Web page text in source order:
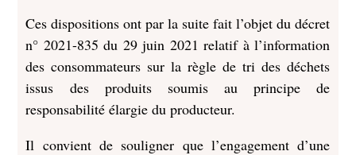
Ces dispositions ont par la suite fait l’objet du décret
n° 2021-835 du 29 juin 2021 relatif à l’information
des consommateurs sur la règle de tri des déchets
issus des produits soumis au principe de
responsabilité élargie du producteur.
Il convient de souligner que l’engagement d’une